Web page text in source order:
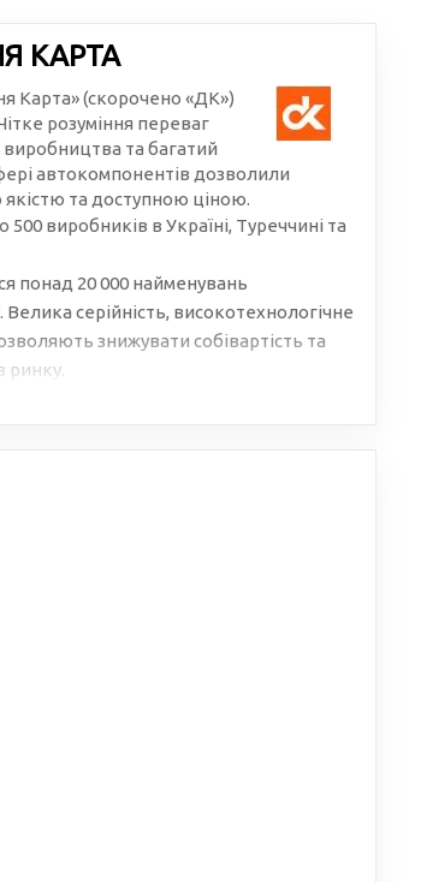
КАРТА
Карта» (скорочено «ДК»)
розуміння переваг
виробництва та багатий
автокомпонентів дозволили
та доступною ціною.
виробників в Україні, Туреччині та
понад 20 000 найменувань
серійність, високотехнологічне
знижувати собівартість та
ринку.